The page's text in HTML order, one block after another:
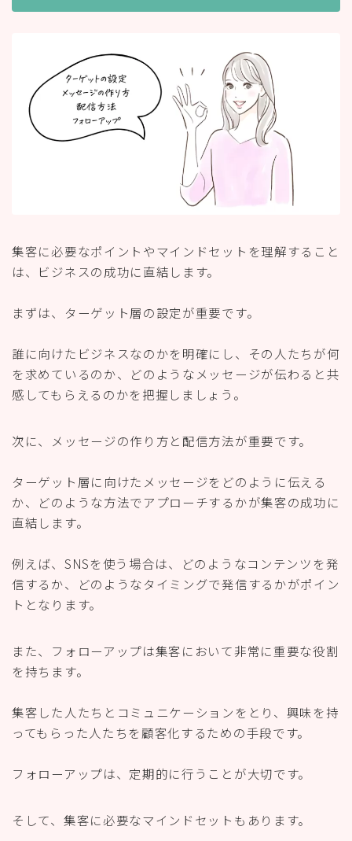
集客に必要なポイントやマインドセットを理解すること
は、ビジネスの成功に直結します。
まずは、ターゲット層の設定が重要です。
誰に向けたビジネスなのかを明確にし、その人たちが何
を求めているのか、どのようなメッセージが伝わると共
感してもらえるのかを把握しましょう。
次に、メッセージの作り方と配信方法が重要です。
ターゲット層に向けたメッセージをどのように伝える
か、どのような方法でアプローチするかが集客の成功に
直結します。
例えば、SNSを使う場合は、どのようなコンテンツを発
信するか、どのようなタイミングで発信するかがポイン
トとなります。
また、フォローアップは集客において非常に重要な役割
を持ちます。
集客した人たちとコミュニケーションをとり、興味を持
ってもらった人たちを顧客化するための手段です。
フォローアップは、定期的に行うことが大切です。
そして、集客に必要なマインドセットもあります。